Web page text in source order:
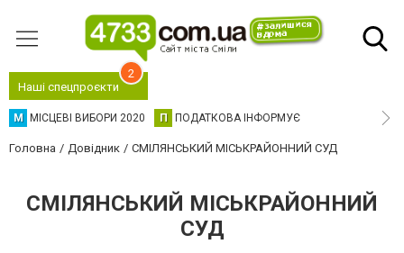
Наші спецпроєкти
2
М МІСЦЕВІ ВИБОРИ 2020 П ПОДАТКОВА ІНФОРМУЄ
Головна Довідник СМІЛЯНСЬКИЙ МІСЬКРАЙОННИЙ СУД
СМІЛЯНСЬКИЙ МІСЬКРАЙОННИЙ
СУД